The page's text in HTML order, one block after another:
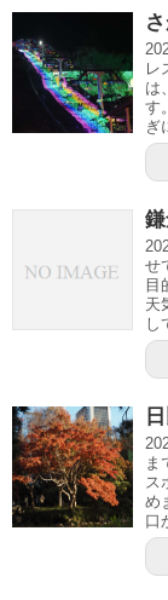
レ
は
す
ぎ
せ
目
天
し
ま
ス
め
口